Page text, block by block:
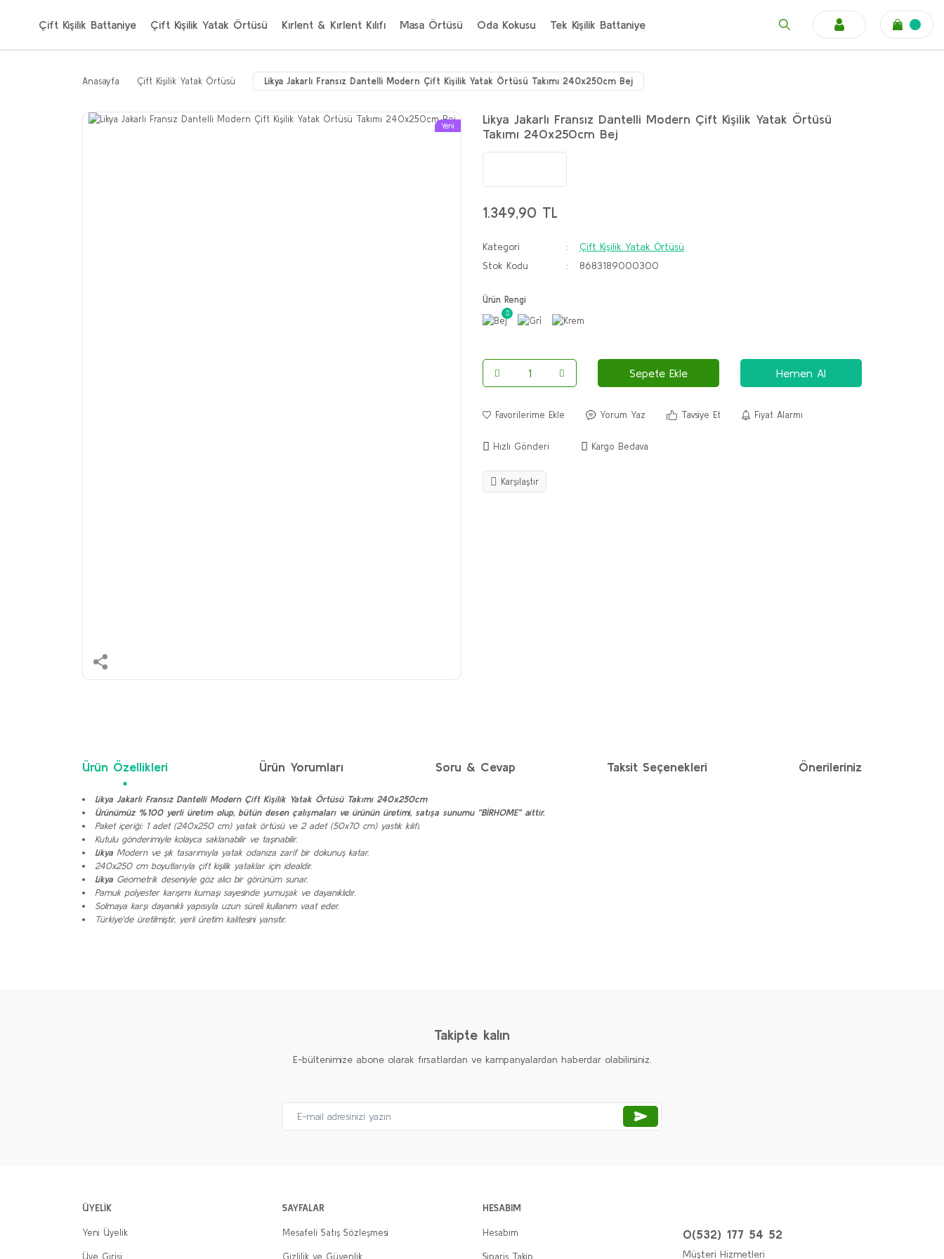
Çift Kişilik Battaniye Çift Kişilik Yatak Örtüsü Kırlent & Kırlent Kılıfı Masa Örtüsü Oda Kokusu Tek Kişilik Battaniye
Anasayfa Çift Kişilik Yatak Örtüsü Likya Jakarlı Fransız Dantelli Modern Çift Kişilik Yatak Örtüsü Takımı 240x250cm Bej
Yeni
Likya Jakarlı Fransız Dantelli Modern Çift Kişilik Yatak Örtüsü
Takımı 240x250cm Bej
1.349,90 TL
Kategori
Çift Kişilik Yatak Örtüsü
Stok Kodu
8683189000300
Ürün Rengi
Sepete Ekle Hemen Al
Yorum Yaz Tavsiye Et Fiyat Alarmı
Hızlı Gönderi Kargo Bedava
Karşılaştır
Ürün Özellikleri Ürün Yorumları Soru & Cevap Taksit Seçenekleri Önerileriniz
Likya Jakarlı Fransız Dantelli Modern Çift Kişilik Yatak Örtüsü Takımı 240x250cm
Ürünümüz %100 yerli üretim olup, bütün desen çalışmaları ve ürünün üretimi, satışa sunumu "BİRHOME" aittir.
Paket içeriği: 1 adet (240x250 cm) yatak örtüsü ve 2 adet (50x70 cm) yastık kılıfı.
Kutulu gönderimiyle kolayca saklanabilir ve taşınabilir.
Likya Modern ve şık tasarımıyla yatak odanıza zarif bir dokunuş katar.
240x250 cm boyutlarıyla çift kişilik yataklar için idealdir.
Likya Geometrik deseniyle göz alıcı bir görünüm sunar.
Pamuk polyester karışımı kumaşı sayesinde yumuşak ve dayanıklıdır.
Solmaya karşı dayanıklı yapısıyla uzun süreli kullanım vaat eder.
Türkiye'de üretilmiştir, yerli üretim kalitesini yansıtır.
Takipte kalın
E-bültenimize abone olarak fırsatlardan ve kampanyalardan haberdar olabilirsiniz.
ÜYELİK
Yeni Üyelik
Üye Girişi
SAYFALAR
Mesafeli Satış Sözleşmesi
Gizlilik ve Güvenlik
HESABIM
Hesabım
Sipariş Takip
0(532) 177 54 52
Müşteri Hizmetleri